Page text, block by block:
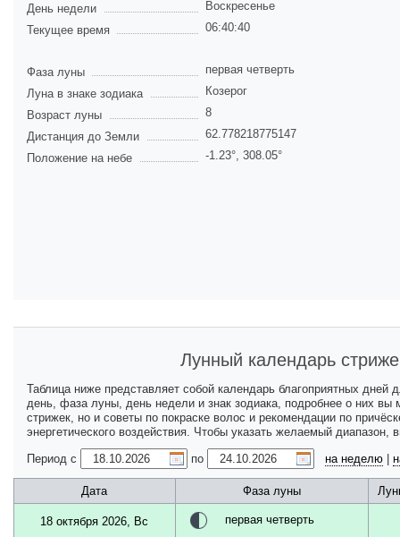
День недели
Воскресенье
Текущее время
06:40:40
Фаза луны
первая четверть
Луна в знаке зодиака
Козерог
Возраст луны
8
Дистанция до Земли
62.778218775147
Положение на небе
-1.23°, 308.05°
Лунный календарь
Таблица ниже представляет собой календарь благоприятных
день, фаза луны, день недели и знак зодиака, подробнее о них вы
стрижек, но и советы по покраске волос и рекомендации по
энергетического воздействия. Чтобы указать желаемый
Период с
по на неделю
Дата Фаза луны
18 октября 2026, Вс первая четверть